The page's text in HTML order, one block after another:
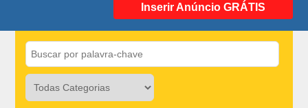
Inserir Anúncio GRÁTIS